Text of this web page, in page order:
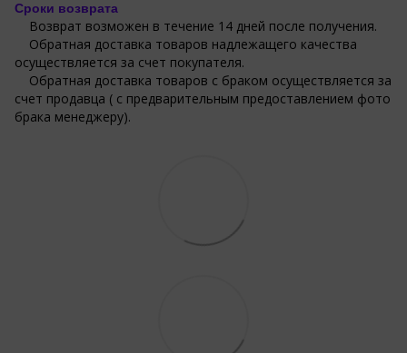
Сроки возврата
Возврат возможен в течение 14 дней после получения.
Обратная доставка товаров надлежащего качества
осуществляется за счет покупателя.
Обратная доставка товаров с браком осуществляется за
счет продавца ( с предварительным предоставлением фото
брака менеджеру).